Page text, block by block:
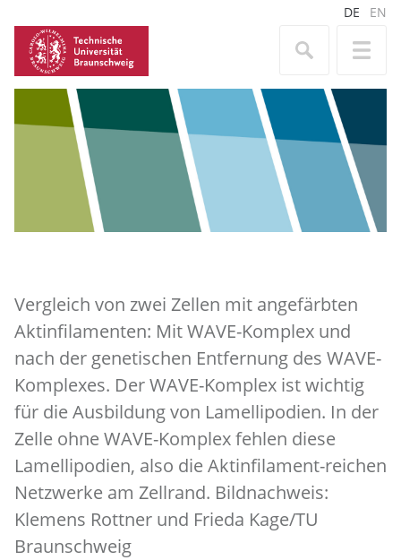
DE EN
Vergleich von zwei Zellen mit angefärbten
Aktinfilamenten: Mit WAVE-Komplex und
nach der genetischen Entfernung des WAVE-
Komplexes. Der WAVE-Komplex ist wichtig
für die Ausbildung von Lamellipodien. In der
Zelle ohne WAVE-Komplex fehlen diese
Lamellipodien, also die Aktinfilament-reichen
Netzwerke am Zellrand. Bildnachweis:
Klemens Rottner und Frieda Kage/TU
Braunschweig